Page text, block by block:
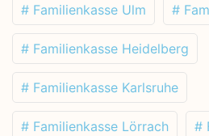
# Familienkasse Ulm #
# Familienkasse Heidelberg
# Familienkasse Karlsruhe
# Familienkasse Lörrach #